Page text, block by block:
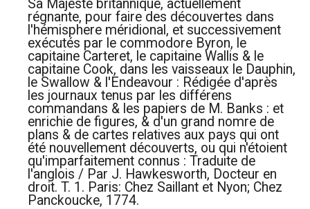
Sa Majesté britannique, actuellement
régnante, pour faire des découvertes dans
l'hémisphere méridional, et successivement
exécutés par le commodore Byron, le
capitaine Carteret, le capitaine Wallis & le
capitaine Cook, dans les vaisseaux le Dauphin,
le Swallow & l'Endeavour : Rédigée d'après
les journaux tenus par les différens
commandans & les papiers de M. Banks : et
enrichie de figures, & d'un grand nomre de
plans & de cartes relatives aux pays qui ont
été nouvellement découverts, ou qui n'étoient
qu'imparfaitement connus : Traduite de
l'anglois / Par J. Hawkesworth, Docteur en
droit. T. 1. Paris: Chez Saillant et Nyon; Chez
Panckoucke, 1774.